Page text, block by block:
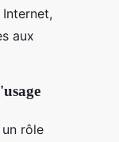
aux
rôle